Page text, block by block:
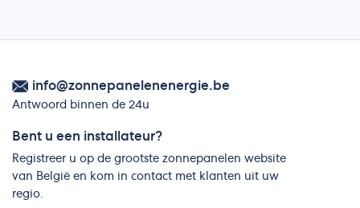
info@zonnepanelenenergie.be
Antwoord binnen de 24u
Bent u een installateur?
Registreer u op de grootste zonnepanelen website
van België en kom in contact met klanten uit uw
regio.